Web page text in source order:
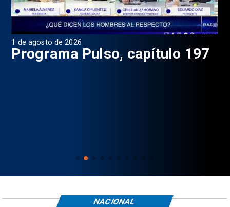
1 de agosto de 2026
Programa Pulso, capítulo 197
NACIONAL